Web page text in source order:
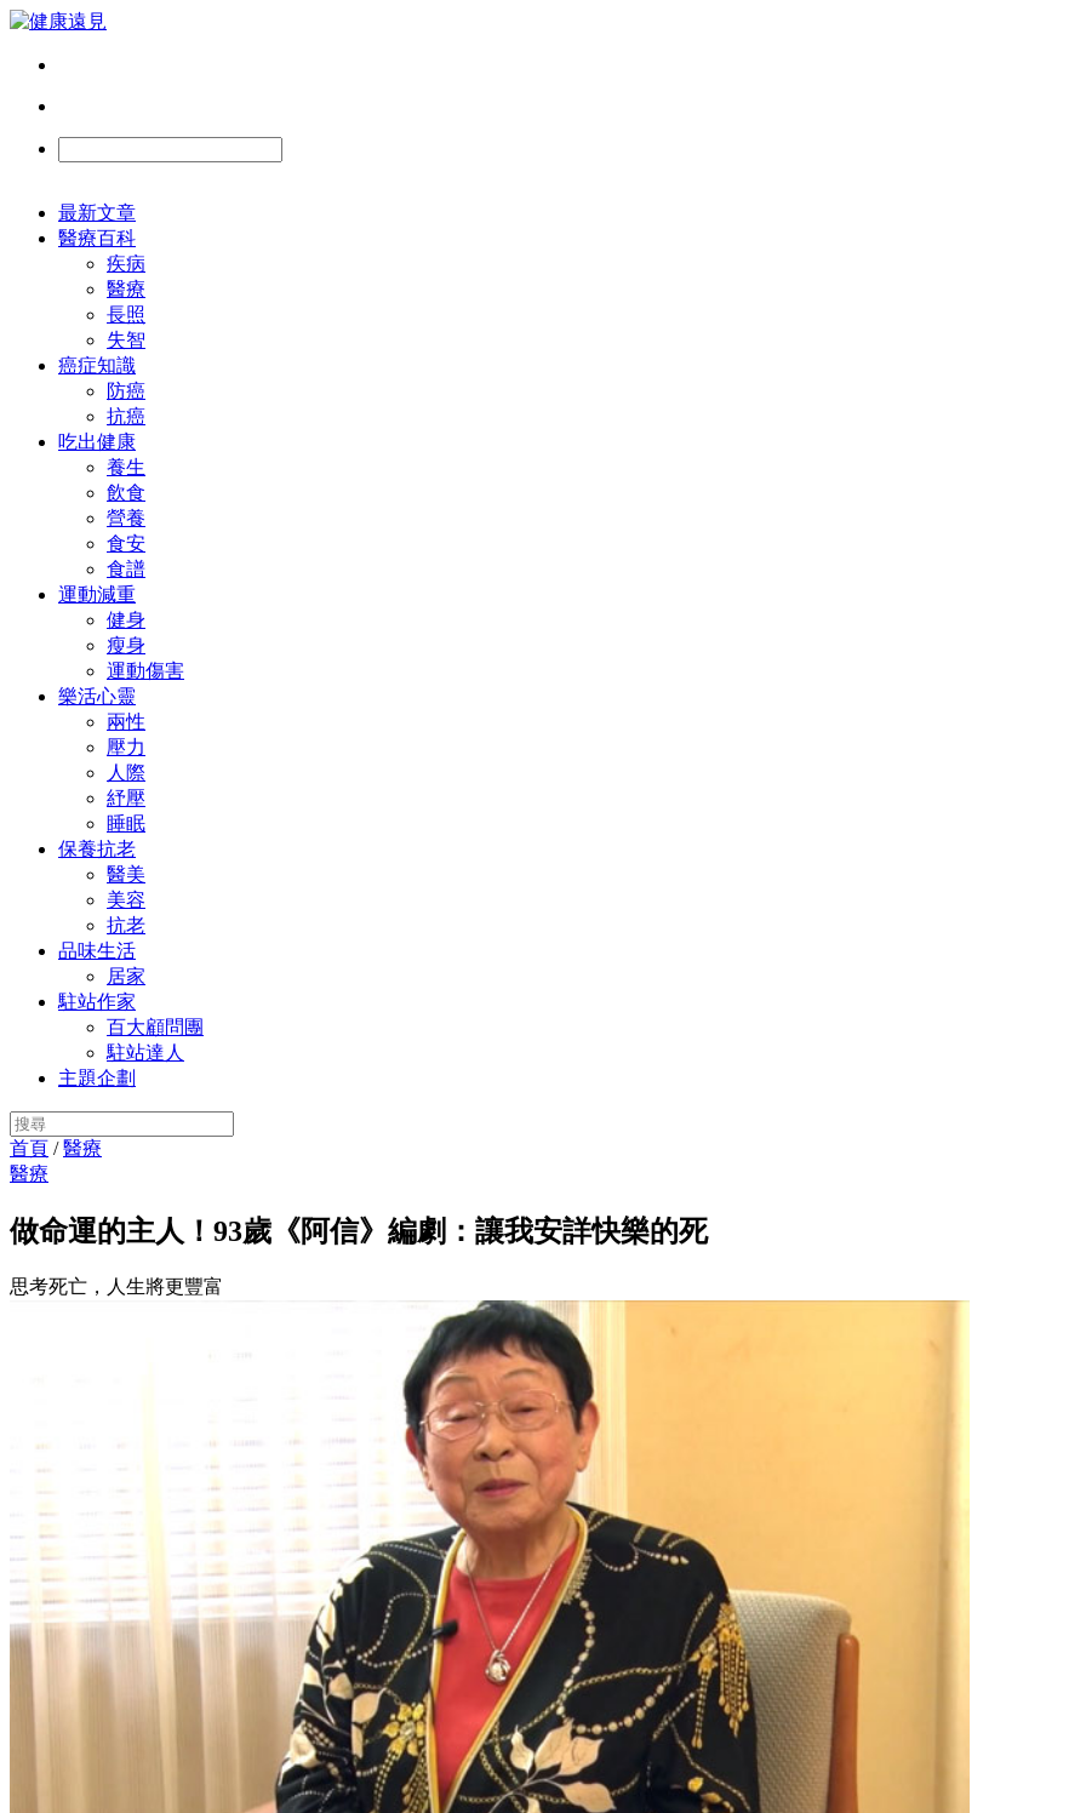
最新文章
醫療百科
疾病
醫療
長照
失智
癌症知識
防癌
抗癌
吃出健康
養生
飲食
營養
食安
食譜
運動減重
健身
瘦身
運動傷害
樂活心靈
兩性
壓力
人際
紓壓
睡眠
保養抗老
醫美
美容
抗老
品味生活
居家
駐站作家
百大顧問團
駐站達人
主題企劃
首頁 /醫療
醫療
做命運的主人！93歲《阿信》編劇：讓我安詳快樂的死
思考死亡，人生將更豐富